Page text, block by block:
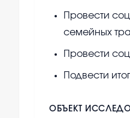
Провести
семейных
Провести
Подвести
ОБЪЕКТ